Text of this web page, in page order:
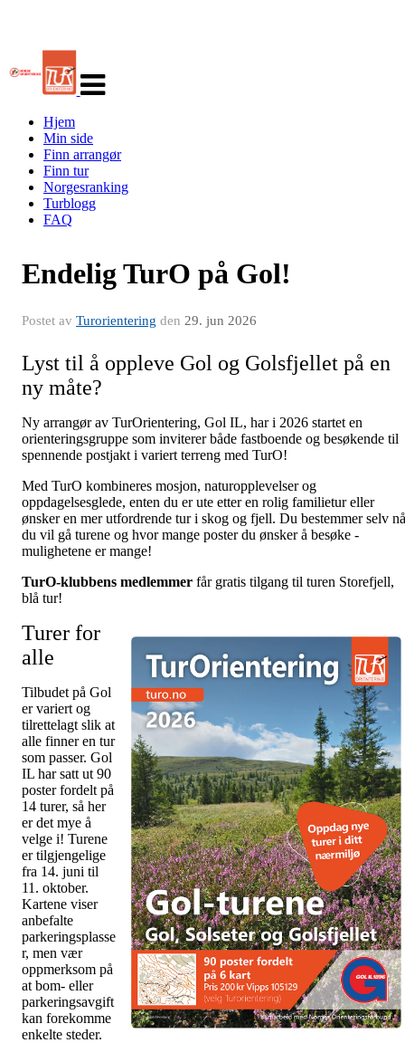
navigasjon
Hjem
Min side
Finn arrangør
Finn tur
Norgesranking
Turblogg
FAQ
Endelig TurO på Gol!
Postet av Turorientering den 29. jun 2026
Lyst til å oppleve Gol og Golsfjellet på en
ny måte?
Ny arrangør av TurOrientering, Gol IL, har i 2026 startet en
orienteringsgruppe som inviterer både fastboende og besøkende til
spennende postjakt i variert terreng med TurO!
Med TurO kombineres mosjon, naturopplevelser og
oppdagelsesglede, enten du er ute etter en rolig familietur eller
ønsker en mer utfordrende tur i skog og fjell. Du bestemmer selv
du vil gå turene og hvor mange poster du ønsker å besøke -
mulighetene er mange!
TurO-klubbens medlemmer får gratis tilgang til turen Storefjell,
blå tur!
Turer for
alle
Tilbudet på Gol
er variert og
tilrettelagt slik at
alle finner en tur
som passer. Gol
IL har satt ut 90
poster fordelt på
14 turer, så her
er det mye å
velge i! Turene
er tilgjengelige
fra 14. juni til
11. oktober.
Kartene viser
anbefalte
parkeringsplasse
r, men vær
oppmerksom på
at bom- eller
parkeringsavgift
kan forekomme
enkelte steder.